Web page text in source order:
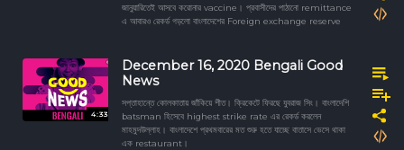
জানুয়ারিতেই আসবে করোনার vaccine। প্রবাসীদের পাঠানো remittance
এ আবারও রেকর্ড গড়লো বাংলাদেশের Foreign exchange reserve
4:33
December 16, 2020 Bengali Good
News
সপ্তাহান্তে কোলকাতায় জাঁকিয়ে শীত। ক্রিকেটে ফিরছে যুবরাজ সিং। বাংলাদেশি
batsman হিসেবে highest strike rate এর রেকর্ড করলেন
মাহমুদউল্লাহ। বাংলাদেশে প্রথমবারের মত শুরু হতে যাচ্ছে বাতাসে ভেসে থাকা
এক restaurant।